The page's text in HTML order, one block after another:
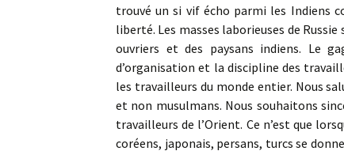
trouvé un si vif écho parmi les Indiens
liberté. Les masses laborieuses de
ouvriers et des paysans indiens. Le
d’organisation et la discipline des
les travailleurs du monde entier. Nous
et non musulmans. Nous souhaitons
travailleurs de l’Orient. Ce n’est que
coréens, japonais, persans, turcs se